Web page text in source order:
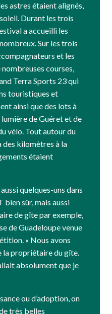
astres étaient alignés,
Durant les trois
a accueilli les
Sur les trois
et les
courses,
Terra Sports 23 qui
touristiques et
ainsi que des lots à
de Guéret et de
vélo. Tout autour du
kilomètres à la
étaient
quelques-uns dans
bien sûr, mais aussi
de gîte par exemple,
de Guadeloupe venue
« Nous avons
la propriétaire du gîte.
absolument que je
ou d’adoption, on
très belles